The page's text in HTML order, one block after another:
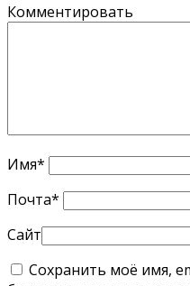
Комментировать
Имя*
Почта*
Сайт
Сохранить моё имя,